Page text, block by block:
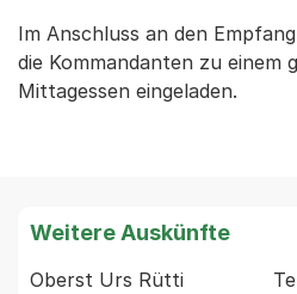
Im Anschluss an den
die Kommandanten zu einem
Mittagessen eingeladen.
Weitere Auskünfte
Oberst Urs Rütti